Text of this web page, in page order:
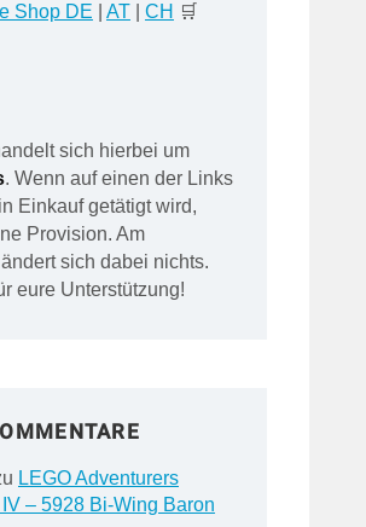
Shop DE AT| CH 🛒
sich hierbei um
. Wenn auf einen der Links
Einkauf getätigt wird,
Provision. Am
sich dabei nichts.
eure Unterstützung!
LEGO Adventurers
– 5928 Bi-Wing Baron